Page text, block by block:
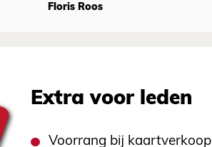
Floris Roos
Extra voor leden
Voorrang bij kaartverkoop